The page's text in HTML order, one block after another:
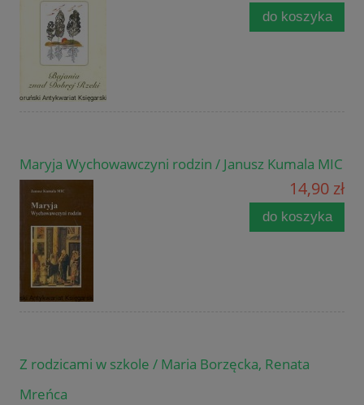
do koszyka
Maryja Wychowawczyni rodzin / Janusz Kumala MIC
14,90 zł
do koszyka
Z rodzicami w szkole / Maria Borzęcka, Renata
Mreńca